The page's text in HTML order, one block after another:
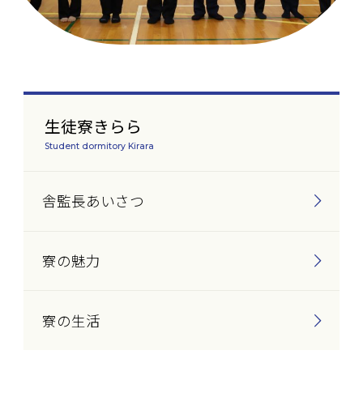
生徒寮きらら
Student dormitory Kirara
舎監長あいさつ
寮の魅力
寮の生活